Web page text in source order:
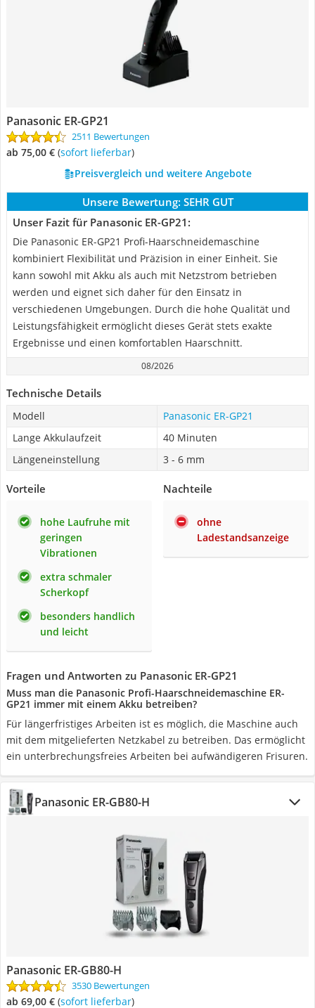
Panasonic ER-GP21
2511 Bewertungen
ab 75,00 € ( Sofort lieferbar)
Preisvergleich und weitere Angebote
Unsere Bewertung: SEHR GUT
Unser Fazit für Panasonic ER-GP21:
Die Panasonic ER-GP21 Profi-Haarschneidemaschine
kombiniert Flexibilität und Präzision in einer Einheit. Sie
kann sowohl mit Akku als auch mit Netzstrom betrieben
werden und eignet sich daher für den Einsatz in
verschiedenen Umgebungen. Durch die hohe Qualität und
Leistungsfähigkeit ermöglicht dieses Gerät stets exakte
Ergebnisse und einen komfortablen Haarschnitt.
08/2026
Technische Details
Modell
Panasonic ER-GP21
Lange Akkulaufzeit
40 Minuten
Längeneinstellung
3 - 6 mm
Vorteile
hohe Laufruhe mit
geringen
Vibrationen
extra schmaler
Scherkopf
besonders handlich
und leicht
Nachteile
ohne
Ladestandsanzeige
Fragen und Antworten zu Panasonic ER-GP21
Muss man die Panasonic Profi-Haarschneidemaschine ER-
GP21 immer mit einem Akku betreiben?
Für längerfristiges Arbeiten ist es möglich, die Maschine auch
mit dem mitgelieferten Netzkabel zu betreiben. Das ermöglicht
ein unterbrechungsfreies Arbeiten bei aufwändigeren Frisuren.
Panasonic ER-GB80-H
Panasonic ER-GB80-H
3530 Bewertungen
ab 69,00 € ( Sofort lieferbar)